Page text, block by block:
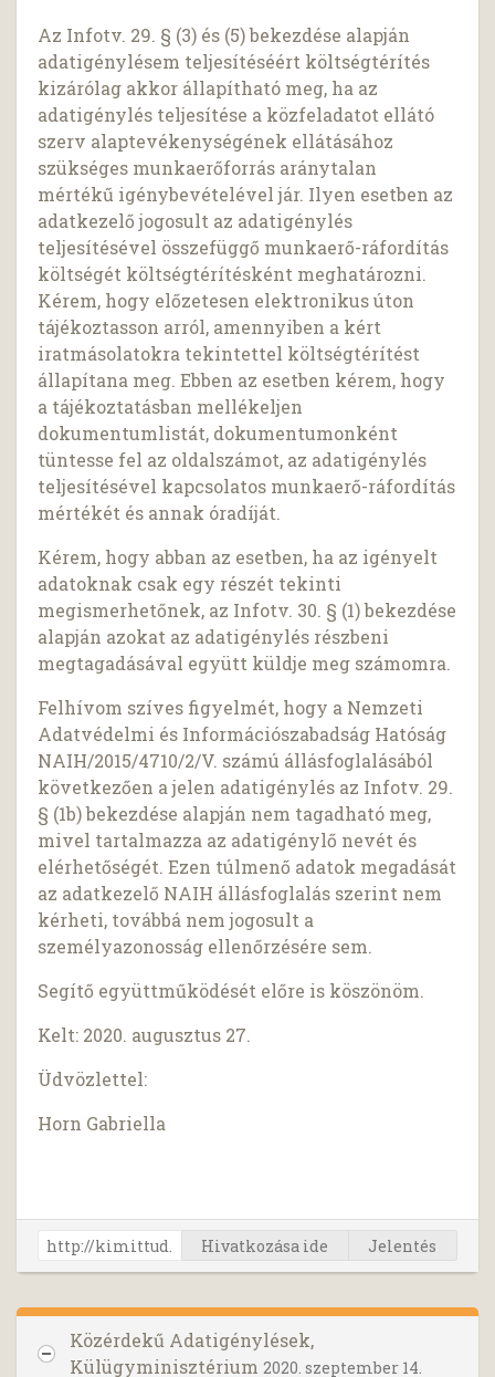
Az Infotv. 29. § (3) és (5) bekezdése alapján
adatigénylésem teljesítéséért költségtérítés
kizárólag akkor állapítható meg, ha az
adatigénylés teljesítése a közfeladatot ellátó
szerv alaptevékenységének ellátásához
szükséges munkaerőforrás aránytalan
mértékű igénybevételével jár. Ilyen esetben az
adatkezelő jogosult az adatigénylés
teljesítésével összefüggő munkaerő-ráfordítás
költségét költségtérítésként meghatározni.
Kérem, hogy előzetesen elektronikus úton
tájékoztasson arról, amennyiben a kért
iratmásolatokra tekintettel költségtérítést
állapítana meg. Ebben az esetben kérem, hogy
a tájékoztatásban mellékeljen
dokumentumlistát, dokumentumonként
tüntesse fel az oldalszámot, az adatigénylés
teljesítésével kapcsolatos munkaerő-ráfordítás
mértékét és annak óradíját.
Kérem, hogy abban az esetben, ha az igényelt
adatoknak csak egy részét tekinti
megismerhetőnek, az Infotv. 30. § (1) bekezdése
alapján azokat az adatigénylés részbeni
megtagadásával együtt küldje meg számomra.
Felhívom szíves figyelmét, hogy a Nemzeti
Adatvédelmi és Információszabadság Hatóság
NAIH/2015/4710/2/V. számú állásfoglalásából
következően a jelen adatigénylés az Infotv. 29.
§ (1b) bekezdése alapján nem tagadható meg,
mivel tartalmazza az adatigénylő nevét és
elérhetőségét. Ezen túlmenő adatok megadását
az adatkezelő NAIH állásfoglalás szerint nem
kérheti, továbbá nem jogosult a
személyazonosság ellenőrzésére sem.
Segítő együttműködését előre is köszönöm.
Kelt: 2020. augusztus 27.
Üdvözlettel:
Horn Gabriella
Hivatkozása ide Jelentés
Közérdekű Adatigénylések,
Külügyminisztérium 2020. szeptember 14.